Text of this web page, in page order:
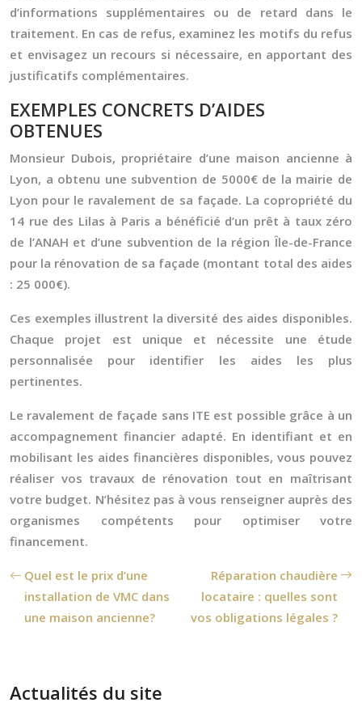
d’informations supplémentaires ou de retard dans le
traitement. En cas de refus, examinez les motifs du refus
et envisagez un recours si nécessaire, en apportant des
justificatifs complémentaires.
EXEMPLES CONCRETS D’AIDES
OBTENUES
Monsieur Dubois, propriétaire d’une maison ancienne à
Lyon, a obtenu une subvention de 5000€ de la mairie de
Lyon pour le ravalement de sa façade. La copropriété du
14 rue des Lilas à Paris a bénéficié d’un prêt à taux zéro
de l’ANAH et d’une subvention de la région Île-de-France
pour la rénovation de sa façade (montant total des aides
: 25 000€).
Ces exemples illustrent la diversité des aides disponibles.
Chaque projet est unique et nécessite une étude
personnalisée pour identifier les aides les plus
pertinentes.
Le ravalement de façade sans ITE est possible grâce à un
accompagnement financier adapté. En identifiant et en
mobilisant les aides financières disponibles, vous pouvez
réaliser vos travaux de rénovation tout en maîtrisant
votre budget. N’hésitez pas à vous renseigner auprès des
organismes compétents pour optimiser votre
financement.
Quel est le prix d’une
installation de VMC dans
une maison ancienne?
Réparation chaudière
locataire : quelles sont
vos obligations légales ?
Actualités du site